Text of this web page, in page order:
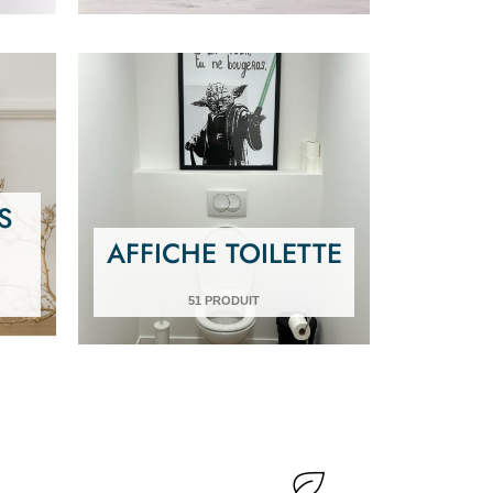
AFFICHE TOILETTE
51 PRODUIT